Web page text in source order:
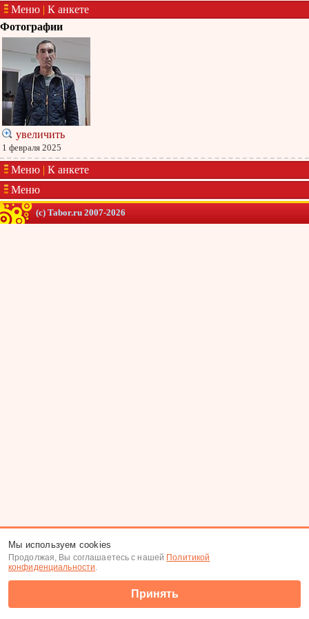
Меню | К анкете
Фотографии
увеличить
1 февраля 2025
Меню | К анкете
Меню
(c) Tabor.ru 2007-2026
Мы используем cookies
Продолжая, Вы соглашаетесь с нашей Политикой
конфиденциальности.
Принять